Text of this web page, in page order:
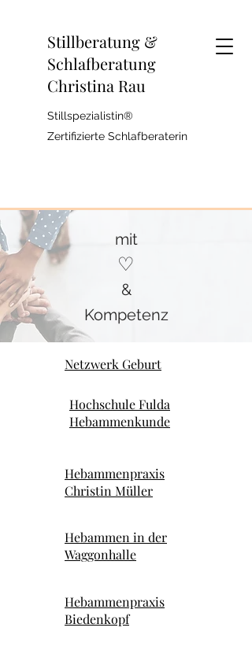
Stillberatung &
Schlafberatung
Christina Rau
Stillspezialistin®
Zertifizierte Schlafberaterin
mit
♡
&
Kompetenz
Netzwerk Geburt
Hochschule Fulda
Hebammenkunde
Hebammenpraxis
Christin Müller
Hebammen in der
Waggonhalle
Hebammenpraxis
Biedenkopf